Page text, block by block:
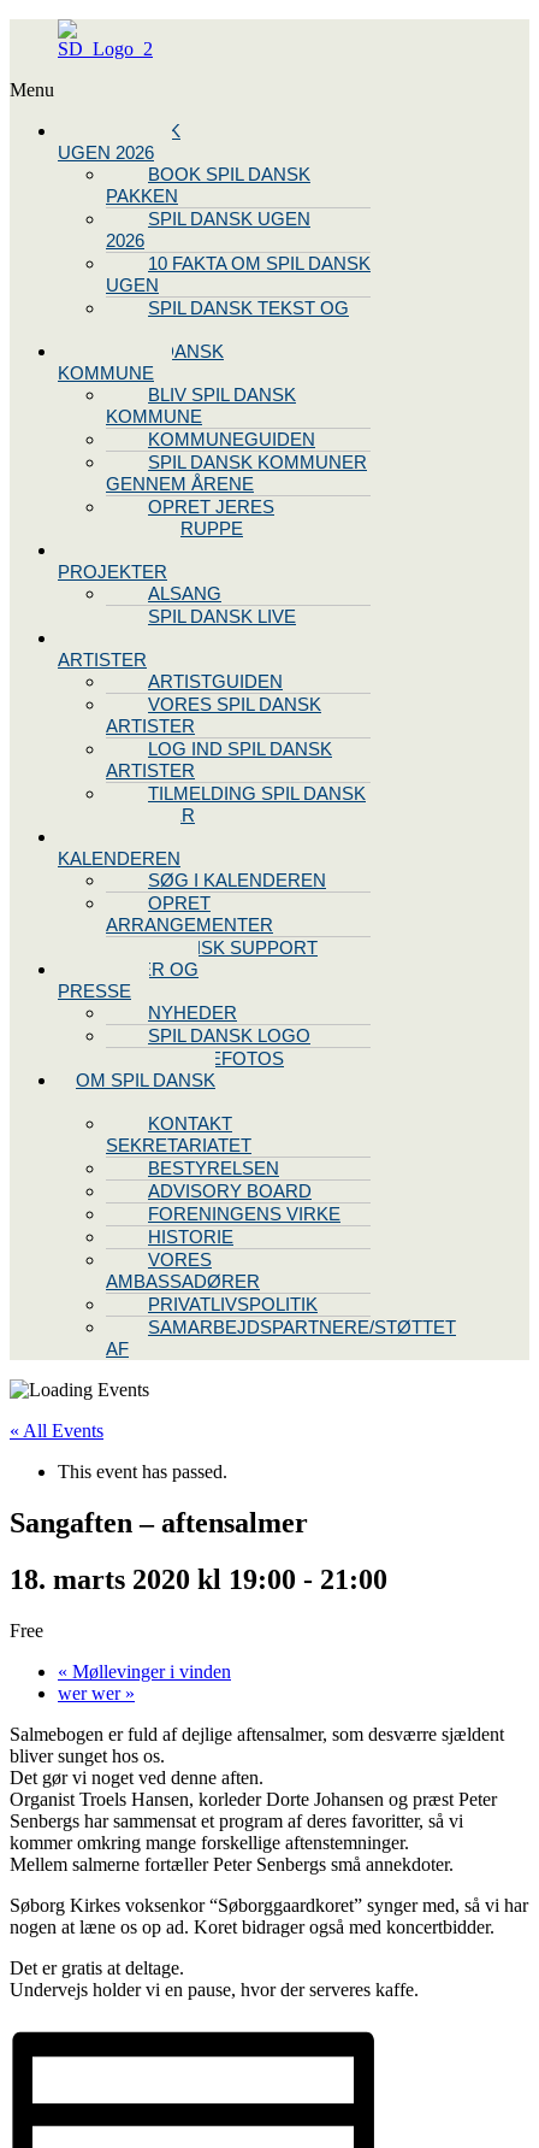
Menu
SPIL DANSK
UGEN 2026
BOOK SPIL DANSK
PAKKEN
SPIL DANSK UGEN
2026
10 FAKTA OM SPIL DANSK
UGEN
SPIL DANSK TEKST OG
BLIV SPIL DANSK
KOMMUNE
BLIV SPIL DANSK
KOMMUNE
KOMMUNEGUIDEN
SPIL DANSK KOMMUNER
GENNEM ÅRENE
OPRET JERES
STYREGRUPPE
PROJEKTER
ALSANG
SPIL DANSK LIVE
ARTISTER
ARTISTGUIDEN
VORES SPIL DANSK
ARTISTER
LOG IND SPIL DANSK
ARTISTER
TILMELDING SPIL DANSK
ARTISTER
KALENDEREN
SØG I KALENDEREN
OPRET
ARRANGEMENTER
TEKNISK SUPPORT
NYHEDER OG
PRESSE
NYHEDER
SPIL DANSK LOGO
PRESSEFOTOS
OM SPIL DANSK
KONTAKT
SEKRETARIATET
BESTYRELSEN
ADVISORY BOARD
FORENINGENS VIRKE
HISTORIE
VORES
AMBASSADØRER
PRIVATLIVSPOLITIK
SAMARBEJDSPARTNERE/STØTTET
AF
« All Events
This event has passed.
Sangaften – aftensalmer
18. marts 2020 kl 19:00 - 21:00
Free
« Møllevinger i vinden
wer wer »
Salmebogen er fuld af dejlige aftensalmer, som desværre sjældent
bliver sunget hos os.
Det gør vi noget ved denne aften.
Organist Troels Hansen, korleder Dorte Johansen og præst Peter
Senbergs har sammensat et program af deres favoritter, så vi
kommer omkring mange forskellige aftenstemninger.
Mellem salmerne fortæller Peter Senbergs små annekdoter.
Søborg Kirkes voksenkor “Søborggaardkoret” synger med, så vi har
nogen at læne os op ad. Koret bidrager også med koncertbidder.
Det er gratis at deltage.
Undervejs holder vi en pause, hvor der serveres kaffe.